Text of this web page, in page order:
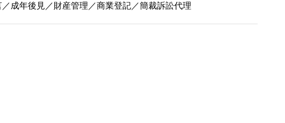
成年後見／財産管理／商業登記／簡裁訴訟代理